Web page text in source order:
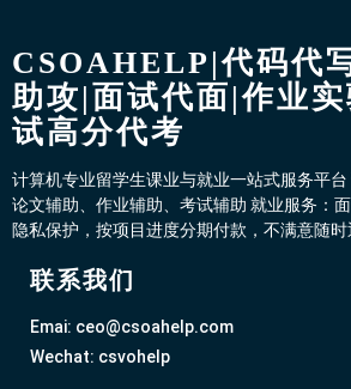
CSOAHELP|代码代
助攻|面试代面|作业
试高分代考
计算机专业留学生课业与就业一站式服务平台
论文辅助、作业辅助、考试辅助 就业服务：
隐私保护，按项目进度分期付款，不满意随时
联系我们
Emai: ceo@csoahelp.com
Wechat: csvohelp